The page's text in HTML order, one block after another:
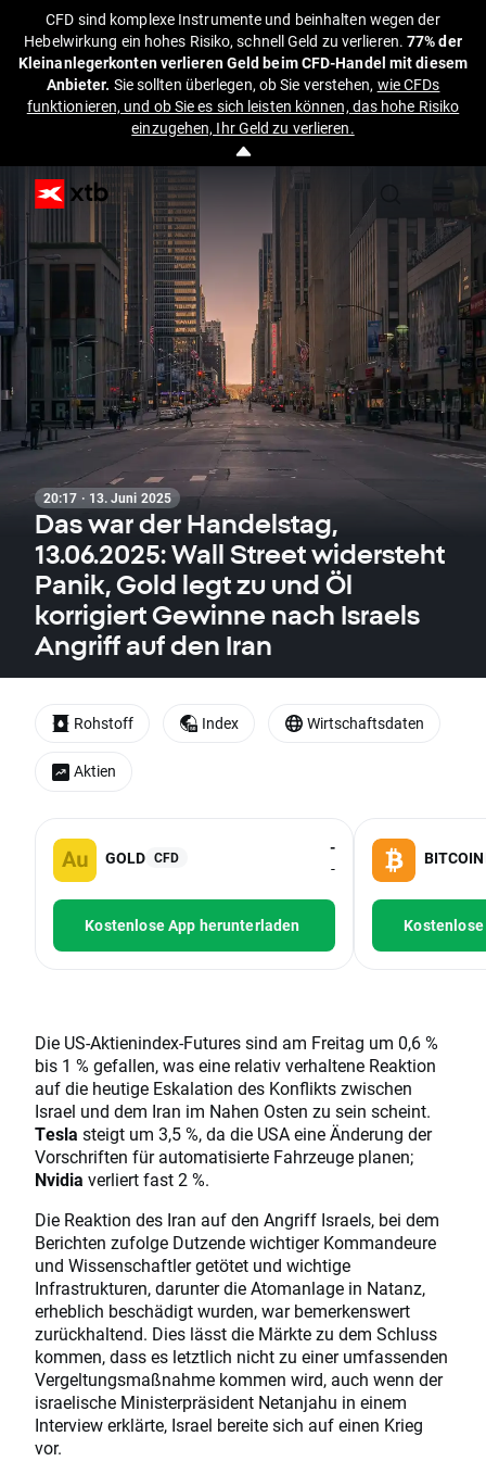
CFD sind komplexe Instrumente und beinhalten wegen der
Hebelwirkung ein hohes Risiko, schnell Geld zu verlieren.77% der
Kleinanlegerkonten verlieren Geld beim CFD-Handel mit diesem
Anbieter. Sie sollten überlegen, ob Sie verstehen, wie CFDs
funktionieren, und ob Sie es sich leisten können, das hohe Risiko
einzugehen, Ihr Geld zu verlieren.
20:17 · 13. Juni 2025
Das war der Handelstag,
13.06.2025: Wall Street widersteht
Panik, Gold legt zu und Öl
korrigiert Gewinne nach Israels
Angriff auf den Iran
GOLD CFD
-
-
Kostenlose App herunterladen
BITCOIN
Die US-Aktienindex-Futures sind am Freitag um 0,6 %
bis 1 % gefallen, was eine relativ verhaltene Reaktion
auf die heutige Eskalation des Konflikts zwischen
Israel und dem Iran im Nahen Osten zu sein scheint.
Tesla steigt um 3,5 %, da die USA eine Änderung der
Vorschriften für automatisierte Fahrzeuge planen;
Nvidia verliert fast 2 %.
Die Reaktion des Iran auf den Angriff Israels, bei dem
Berichten zufolge Dutzende wichtiger Kommandeure
und Wissenschaftler getötet und wichtige
Infrastrukturen, darunter die Atomanlage in Natanz,
erheblich beschädigt wurden, war bemerkenswert
zurückhaltend. Dies lässt die Märkte zu dem Schluss
kommen, dass es letztlich nicht zu einer umfassenden
Vergeltungsmaßnahme kommen wird, auch wenn der
israelische Ministerpräsident Netanjahu in einem
Interview erklärte, Israel bereite sich auf einen Krieg
vor.
Rohstoff Index Wirtschaftsdaten
Aktien